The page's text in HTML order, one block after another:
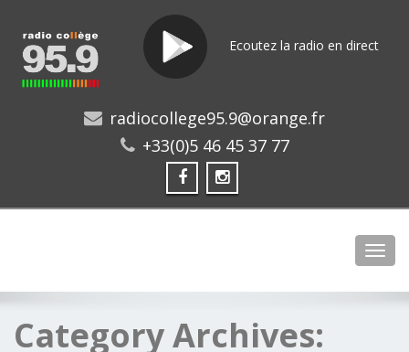
Ecoutez la radio en direct
radiocollege95.9@orange.fr
+33(0)5 46 45 37 77
Category Archives: